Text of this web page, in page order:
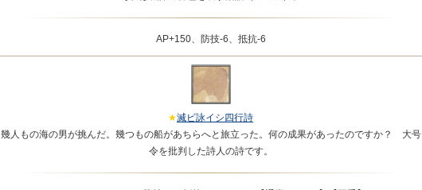
AP+150、防技-6、抵抗-6
滅ビ詠イシ四行詩
幾人もの海の男が挑んだ。幾つもの船があちらへと旅立った。何の成果があったのですか？ 大号
令を批判した詩人の詩です。